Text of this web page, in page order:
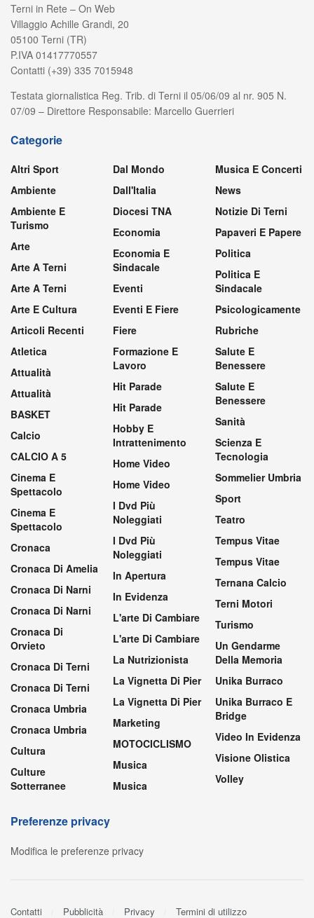
Terni in Rete – On Web
Villaggio Achille Grandi, 20
05100 Terni (TR)
P.IVA 01417770557
Contatti (+39) 335 7015948
Testata giornalistica Reg. Trib. di Terni il 05/06/09 al nr. 905 N.
07/09 – Direttore Responsabile: Marcello Guerrieri
Categorie
Altri Sport
Ambiente
Ambiente E
Turismo
Arte
Arte A Terni
Arte A Terni
Arte E Cultura
Articoli Recenti
Atletica
Attualità
Attualità
BASKET
Calcio
CALCIO A 5
Cinema E
Spettacolo
Cinema E
Spettacolo
Cronaca
Cronaca Di Amelia
Cronaca Di Narni
Cronaca Di Narni
Cronaca Di
Orvieto
Cronaca Di Terni
Cronaca Di Terni
Cronaca Umbria
Cronaca Umbria
Cultura
Culture
Sotterranee
Dal Mondo
Dall'Italia
Diocesi TNA
Economia
Economia E
Sindacale
Eventi
Eventi E Fiere
Fiere
Formazione E
Lavoro
Hit Parade
Hit Parade
Hobby E
Intrattenimento
Home Video
Home Video
I Dvd Più
Noleggiati
I Dvd Più
Noleggiati
In Apertura
In Evidenza
L'arte Di Cambiare
L'arte Di Cambiare
La Nutrizionista
La Vignetta Di Pier
La Vignetta Di Pier
Marketing
MOTOCICLISMO
Musica
Musica
Musica E Concerti
News
Notizie Di Terni
Papaveri E Papere
Politica
Politica E
Sindacale
Psicologicamente
Rubriche
Salute E
Benessere
Salute E
Benessere
Sanità
Scienza E
Tecnologia
Sommelier Umbria
Sport
Teatro
Tempus Vitae
Tempus Vitae
Ternana Calcio
Terni Motori
Turismo
Un Gendarme
Della Memoria
Unika Burraco
Unika Burraco E
Bridge
Video In Evidenza
Visione Olistica
Volley
Preferenze privacy
Modifica le preferenze privacy
Contatti Pubblicità Privacy Termini di utilizzo